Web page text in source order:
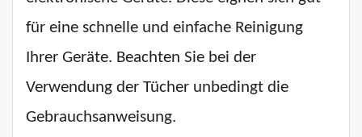
für eine schnelle und einfache Reinigung
Ihrer Geräte. Beachten Sie bei der
Verwendung der Tücher unbedingt die
Gebrauchsanweisung.